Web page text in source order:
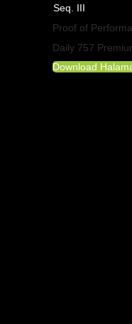
Seq. III
Proof of
Daily 757
Download